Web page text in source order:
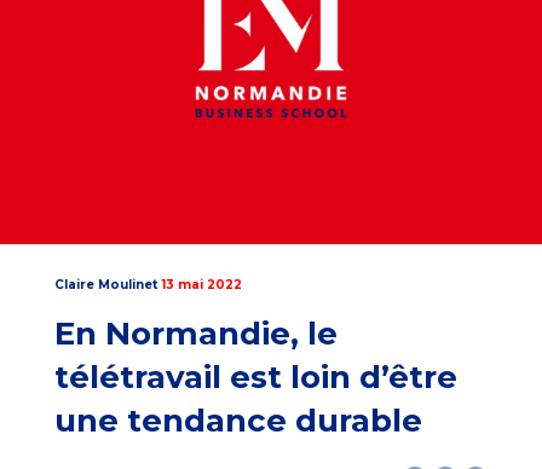
Claire Moulinet 13 mai 2022
En Normandie, le
télétravail est loin d’être
une tendance durable